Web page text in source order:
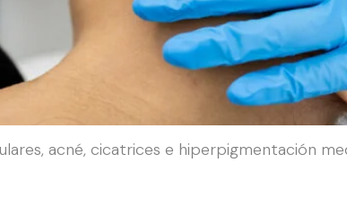
acné, cicatrices e hiperpigmentación